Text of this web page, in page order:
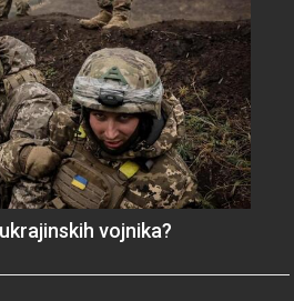
vojnika?